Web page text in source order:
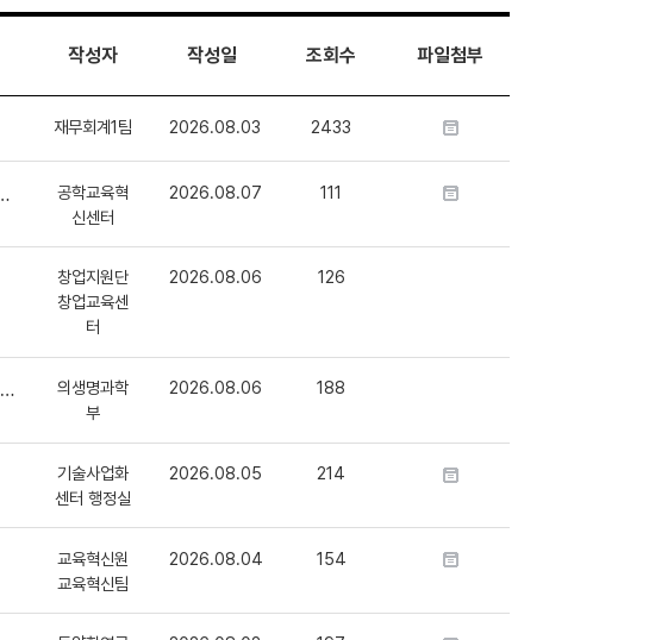
작성자 작성일 조회수 파일첨부
재무회계1팀 2026.08.03 2433
공학교육혁
신센터
2026.08.07 111
창업지원단
창업교육센
터
2026.08.06 126
의생명과학
부
2026.08.06 188
기술사업화
센터 행정실
2026.08.05 214
교육혁신원
교육혁신팀
2026.08.04 154